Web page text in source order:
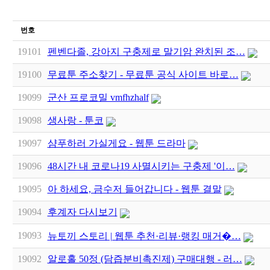
번호
19101 펜벤다졸, 강아지 구충제로 말기암 완치된 조…
19100 무료툰 주소찾기 - 무료툰 공식 사이트 바로…
19099 군산 프로코밀 vmfhzhalf
19098 생사랑 - 툰코
19097 샴푸하러 가실게요 - 웹툰 드라마
19096 48시간 내 코로나19 사멸시키는 구충제 '이…
19095 아 하세요, 금수저 들어갑니다 - 웹툰 결말
19094 후계자 다시보기
19093 뉴토끼 스토리 | 웹툰 추천·리뷰·랭킹 매거�…
19092 알로홀 50정 (담즙분비촉진제) 구매대행 - 러…